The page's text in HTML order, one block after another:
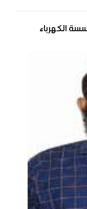
الكهرباء